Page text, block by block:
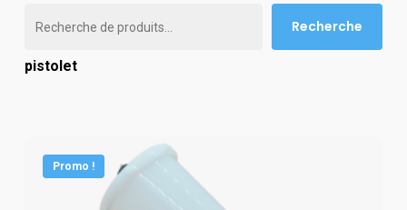
Recherche
pistolet
Promo !